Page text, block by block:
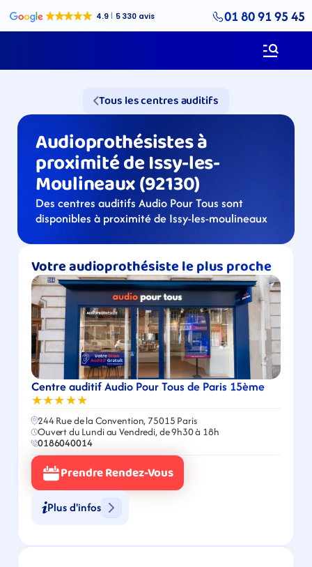
01 80 91 95 45
Tous les centres auditifs
Audioprothésistes à
proximité de Issy-les-
Moulineaux (92130)
Des centres auditifs Audio Pour Tous sont
disponibles à proximité de Issy-les-moulineaux
Votre audioprothésiste le plus proche
Centre auditif Audio Pour Tous de Paris 15ème
★★★★★
244 Rue de la Convention, 75015 Paris
Ouvert du Lundi au Vendredi, de 9h30 à 18h
0186040014
Prendre Rendez-Vous
Plus d'infos